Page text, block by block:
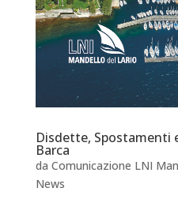
Disdette, Spostamenti
Barca
da Comunicazione LNI
News